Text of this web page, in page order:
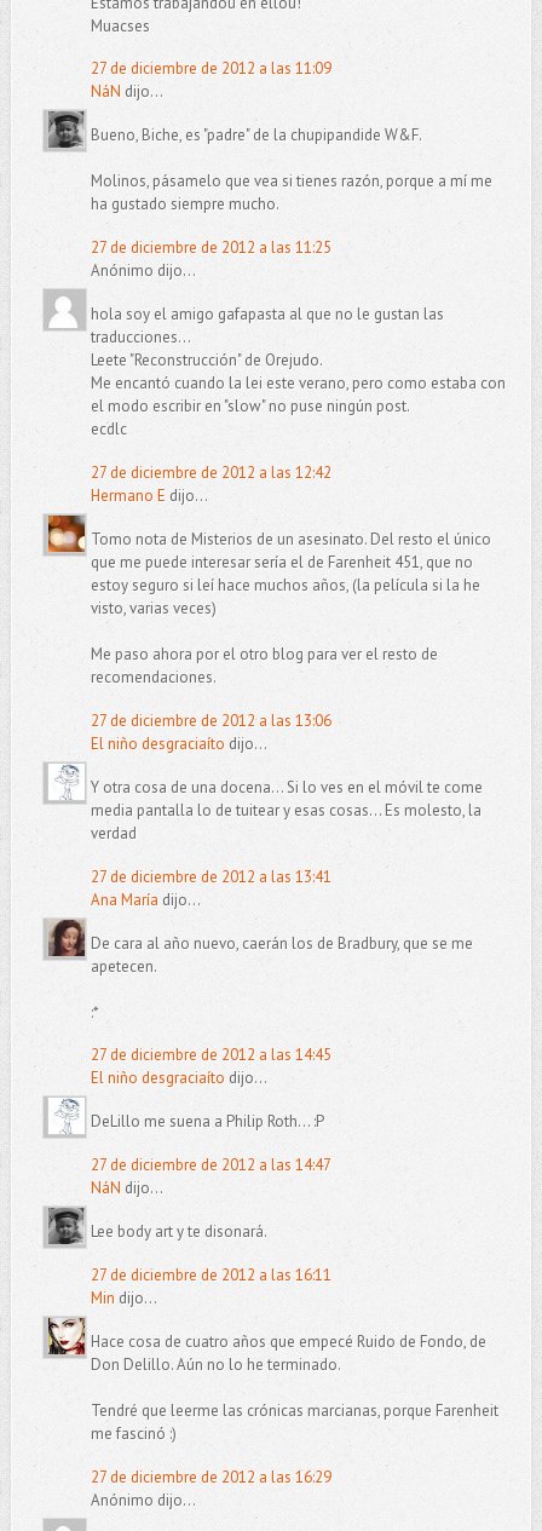
Muacses
27 de diciembre de 2012 a las 11:09
NáN dijo...
Bueno, Biche, es "padre" de la chupipandide W&F.
Molinos, pásamelo que vea si tienes razón, porque a mí me
ha gustado siempre mucho.
27 de diciembre de 2012 a las 11:25
Anónimo dijo...
hola soy el amigo gafapasta al que no le gustan las
traducciones...
Leete "Reconstrucción" de Orejudo.
Me encantó cuando la lei este verano, pero como estaba con
el modo escribir en "slow" no puse ningún post.
ecdlc
27 de diciembre de 2012 a las 12:42
Hermano E dijo...
Tomo nota de Misterios de un asesinato. Del resto el único
que me puede interesar sería el de Farenheit 451, que no
estoy seguro si leí hace muchos años, (la película si la he
visto, varias veces)
Me paso ahora por el otro blog para ver el resto de
recomendaciones.
27 de diciembre de 2012 a las 13:06
El niño desgraciaíto dijo...
Y otra cosa de una docena... Si lo ves en el móvil te come
media pantalla lo de tuitear y esas cosas... Es molesto, la
verdad
27 de diciembre de 2012 a las 13:41
Ana María dijo...
De cara al año nuevo, caerán los de Bradbury, que se me
apetecen.
:*
27 de diciembre de 2012 a las 14:45
El niño desgraciaíto dijo...
DeLillo me suena a Philip Roth... :P
27 de diciembre de 2012 a las 14:47
NáN dijo...
Lee body art y te disonará.
27 de diciembre de 2012 a las 16:11
Min dijo...
Hace cosa de cuatro años que empecé Ruido de Fondo, de
Don Delillo. Aún no lo he terminado.
Tendré que leerme las crónicas marcianas, porque Farenheit
me fascinó :)
27 de diciembre de 2012 a las 16:29
Anónimo dijo...